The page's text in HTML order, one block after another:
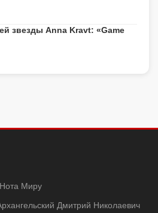
звезды Anna Kravt: «Game
Нота Миру
Дмитрий Николаевич